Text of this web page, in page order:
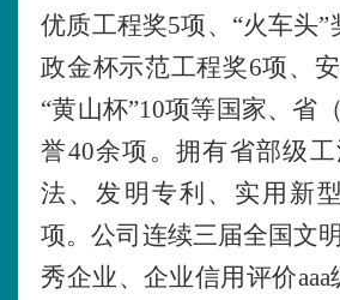
优质工程奖5项、“火车头
政金杯示范工程奖6项、
“黄山杯”10项等国家、省
誉40余项。拥有省部级
法、发明专利、实用新
项。公司连续三届全国文
秀企业、企业信用评价aaa